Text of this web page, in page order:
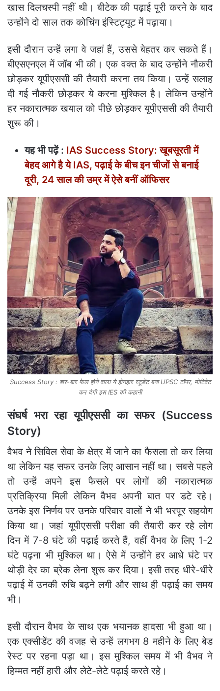
खास दिलचस्पी नहीं थी। बीटेक की पढ़ाई पूरी करने के बाद
उन्होंने दो साल तक कोचिंग इंस्टिट्यूट में पढ़ाया।
इसी दौरान उन्हें लगा वे जहां हैं, उससे बेहतर कर सकते हैं।
बीएसएनएल में जॉब भी की। एक वक्त के बाद उन्होंने नौकरी
छोड़कर यूपीएससी की तैयारी करना तय किया। उन्हें सलाह
दी गई नौकरी छोड़कर ये करना मुश्किल है। लेकिन उन्होंने
हर नकारात्मक खयाल को पीछे छोड़कर यूपीएससी की तैयारी
शुरू की।
यह भी पढ़ें : IAS Success Story: खूबसूरती में
बेहद आगे है ये IAS, पढ़ाई के बीच इन चीजों से बनाई
दूरी, 24 साल की उम्र में ऐसे बनीं ऑफिसर
Success Story : बार-बार फेल होने वाला ये होनहार स्टूडेंट बना UPSC टॉपर, मोटिवेट
कर देगी इस IES की कहानी
संघर्ष भरा रहा यूपीएससी का सफर (Success
Story)
वैभव ने सिविल सेवा के क्षेत्र में जाने का फैसला तो कर लिया
था लेकिन यह सफर उनके लिए आसान नहीं था। सबसे पहले
तो उन्हें अपने इस फैसले पर लोगों की नकारात्मक
प्रतिक्रिया मिली लेकिन वैभव अपनी बात पर डटे रहे।
उनके इस निर्णय पर उनके परिवार वालों ने भी भरपूर सहयोग
किया था। जहां यूपीएससी परीक्षा की तैयारी कर रहे लोग
दिन में 7-8 घंटे की पढ़ाई करते हैं, वहीं वैभव के लिए 1-2
घंटे पढ़ना भी मुश्किल था। ऐसे में उन्होंने हर आधे घंटे पर
थोड़ी देर का ब्रेक लेना शुरू कर दिया। इसी तरह धीरे-धीरे
पढ़ाई में उनकी रुचि बढ़ने लगी और साथ ही पढ़ाई का समय
भी।
इसी दौरान वैभव के साथ एक भयानक हादसा भी हुआ था।
एक एक्सीडेंट की वजह से उन्हें लगभग 8 महीने के लिए बेड
रेस्ट पर रहना पड़ा था। इस मुश्किल समय में भी वैभव ने
हिम्मत नहीं हारी और लेटे-लेटे पढ़ाई करते रहे।